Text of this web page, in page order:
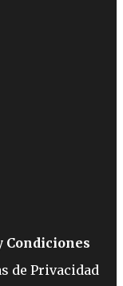
Condiciones
de Privacidad